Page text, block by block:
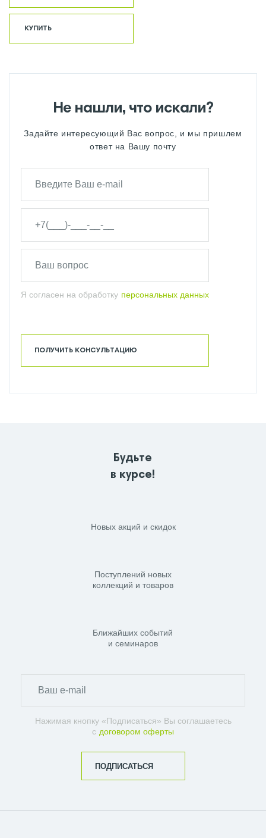
КУПИТЬ
Не нашли, что искали?
Задайте интересующий Вас вопрос, и мы пришлем
ответ на Вашу почту
Я согласен на обработку персональных данных
ПОЛУЧИТЬ КОНСУЛЬТАЦИЮ
Будьте
в курсе!
Новых акций и скидок
Поступлений новых
коллекций и товаров
Ближайших событий
и семинаров
Нажимая кнопку «Подписаться» Вы соглашаетесь
с договором оферты
ПОДПИСАТЬСЯ